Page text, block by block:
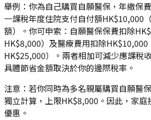
舉例：你為自己購買自願醫保，年繳保
一課稅年度住院支付自付額HK$10,000
額）。你可申索：自願醫保保費扣除
HK$8,000）及醫療費用扣除HK$10,000
HK$25,000）。兩者相加可減少應課稅
具體節省金額取決於你的邊際稅率。
注意：若你同時為多名親屬購買自願醫
獨立計算，上限HK$8,000。因此，家
優惠。